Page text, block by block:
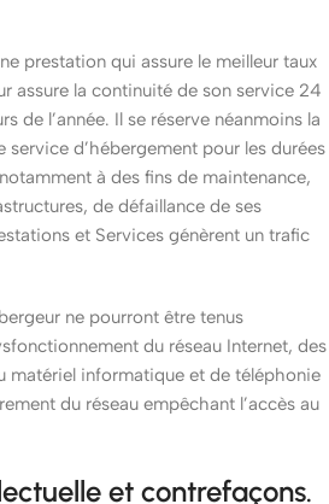
prestation qui assure le meilleur taux
assure la continuité de son service 24
de l’année. Il se réserve néanmoins la
service d’hébergement pour les durées
à des fins de maintenance,
de défaillance de ses
et Services génèrent un trafic
ne pourront être tenus
du réseau Internet, des
matériel informatique et de téléphonie
du réseau empêchant l’accès au
et contrefaçons.